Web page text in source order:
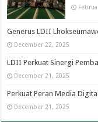
Generus LDII
December 22, 2025
LDII Perkuat Sinergi
December 21, 2025
Perkuat Peran Media
December 21, 2025